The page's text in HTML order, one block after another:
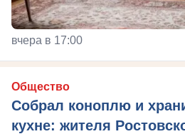
вчера в 17:00
Общество
Собрал коноплю и
кухне: жителя